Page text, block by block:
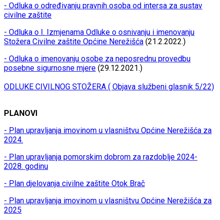
- Odluka o određivanju pravnih osoba od intersa za sustav
civilne zaštite
- Odluka o I. Izmjenama Odluke o osnivanju i imenovanju
Stožera Civilne zaštite Općine Nerežišća (21.2.2022.)
- Odluka o imenovanju osobe za neposrednu provedbu
posebne sigurnosne mjere (29.12.2021.)
ODLUKE CIVILNOG STOŽERA ( Objava službeni glasnik 5/22)
PLANOVI
- Plan upravljanja imovinom u vlasništvu Općine Nerežišća za
2024.
- Plan upravljanja pomorskim dobrom za razdoblje 2024-
2028. godinu
- Plan djelovanja civilne zaštite Otok Brač
- Plan upravljanja imovinom u vlasništvu Općine Nerežišća za
2025